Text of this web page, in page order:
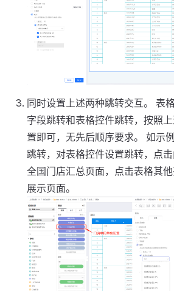
同时设置上述两种跳转交互。 表
字段跳转和表格控件跳转，按照
置即可，无先后顺序要求。 如示
跳转，对表格控件设置跳转，点
全国门店汇总页面，点击表格其
展示页面。